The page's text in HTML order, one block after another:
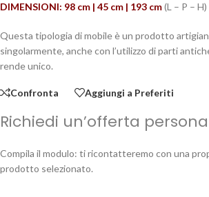
DIMENSIONI: 98 cm | 45 cm | 193 cm(L – P – H)
Questa tipologia di mobile è un prodotto
singolarmente, anche con l’utilizzo di parti
rende unico.
Confronta Aggiungi a Preferiti
Richiedi un’offerta
Compila il modulo: ti ricontatteremo con una
prodotto selezionato.